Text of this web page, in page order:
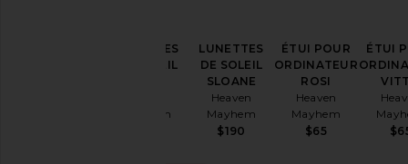
LUNETTES
DE SOLEIL
Mayhem
LUNETTES
DE SOLEIL
SLOANE
Heaven
Mayhem
$190
ÉTUI POUR
ORDINATEUR
ROSI
Heaven
Mayhem
$65
ÉTUI